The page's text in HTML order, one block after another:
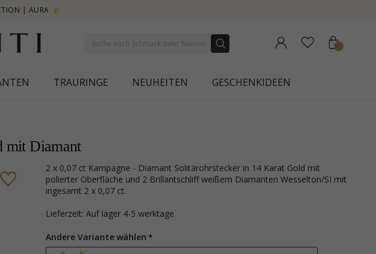
TRAURINGE NEUHEITEN GESCHENKIDEEN
mit Diamant
2 x 0,07 ct Kampagne - Diamant Solitärohrstecker in 14 Karat Gold mit
polierter Oberfläche und 2 Brillantschliff weißem Diamanten Wesselton/SI mit
ingesamt 2 x 0,07 ct.
Lieferzeit: Auf lager 4-5 werktage
Andere Variante wählen